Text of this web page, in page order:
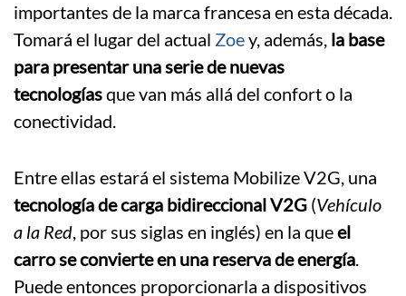
importantes de la marca francesa en esta década.
Tomará el lugar del actual Zoey, además, la base
para presentar una serie de nuevas
tecnologíasque van más allá del confort o la
conectividad.
Entre ellas estará el sistema Mobilize V2G, una
tecnología de carga bidireccional V2G (Vehículo
a la Red, por sus siglas en inglés) en la queel
carro se convierte en una reserva de energía.
Puede entonces proporcionarla a dispositivos